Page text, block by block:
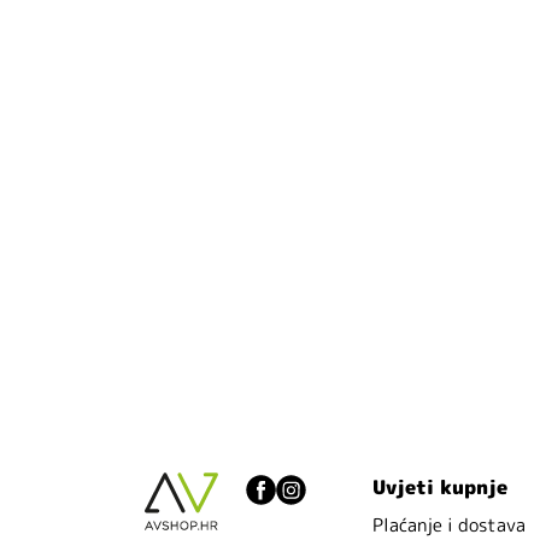
Uvjeti kupnje
Plaćanje i dostava